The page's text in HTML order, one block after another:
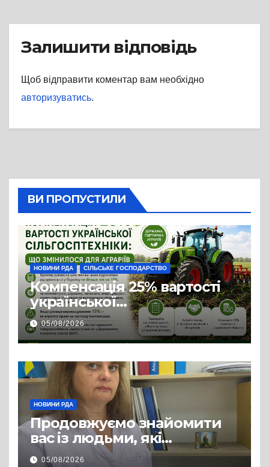
Залишити відповідь
Щоб відправити коментар вам необхідно
авторизуватись.
ВИ ПРОПУСТИЛИ
НОВИНИ РДА СІЛЬСЬКЕ ГОСПОДАРСТВО
Компенсація 25% вартості
української
сільгосптехніки: що
змінилося для аграріїв
05/08/2026
НОВИНИ РДА
Продовжуємо знайомити
вас із людьми, які
допомагають нашим
05/08/2026